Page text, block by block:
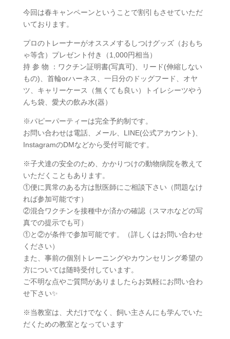
今回は春キャンペーンということで割引もさせていただ
いております。
プロのトレーナーがオススメするしつけグッズ（おもち
ゃ等含）プレゼント付き（1,000円相当）
持 参 物 ：ワクチン証明書(写真可)、リード(伸縮しない
もの)、首輪orハーネス、一日分のドッグフード、オヤ
ツ、キャリーケース（無くても良い）トイレシーツやう
んち袋、愛犬の飲み水(器）
※パピーパーティーは完全予約制です。
お問い合わせは電話、メール、LINE(公式アカウント)、
InstagramのDMなどから受付可能です。
※子犬達の安全のため、かかりつけの動物病院を教えて
いただくこともあります。
①便に異常のある方は獣医師にご相談下さい（問題なけ
れば参加可能です）
②混合ワクチンを接種中か済かの確認（スマホなどの写
真での提示でも可）
①と②が条件で参加可能です。（詳しくはお問い合わせ
ください）
また、事前の個別トレーニングやカウンセリング希望の
方については随時受付しています。
ご不明な点やご質問がありましたらお気軽にお問い合わ
せ下さい✨
※当教室は、犬だけでなく、飼い主さんにも学んでいた
だくための教室となっています